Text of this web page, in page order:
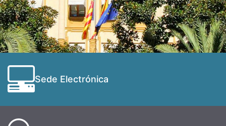
Sede Electrónica